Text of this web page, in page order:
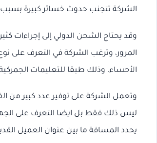
الشركة تتجنب حدوث خسائر كبيرة
وقد يحتاج الشحن الدولي إلى إجراءات
المرور، وترغب الشركة في التعرف على
الأحساء، وذلك طبقا للتعليمات
وتعمل الشركة على توفير عدد كبير من
ليس ذلك فقط بل ايضا التعرف على
يحدد المسافة ما بين عنوان العميل